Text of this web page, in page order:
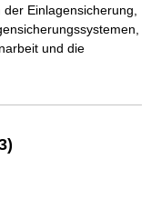
Einlagensicherung,
und die